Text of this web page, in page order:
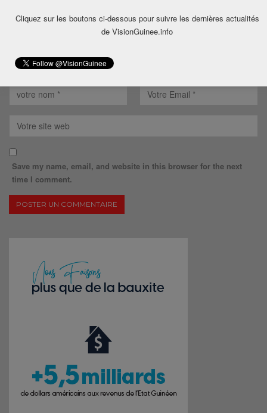
Save my name, email, and website in this browser for the next
time I comment.
Cliquez sur les boutons ci-dessous pour suivre les dernières actualités
de VisionGuinee.info